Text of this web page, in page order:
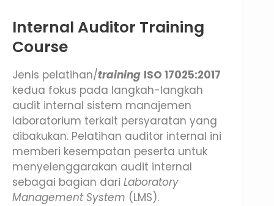
Internal Auditor Training
Course
Jenis pelatihan/training ISO 17025:2017
kedua fokus pada langkah-langkah
audit internal sistem manajemen
laboratorium terkait persyaratan yang
dibakukan. Pelatihan auditor internal ini
memberi kesempatan peserta untuk
menyelenggarakan audit internal
sebagai bagian dari Laboratory
Management System (LMS).